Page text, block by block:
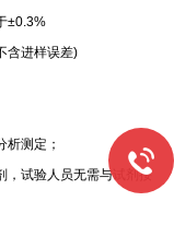
±0.3%
含进样误差)
测定；
，试验人员无需与试剂接